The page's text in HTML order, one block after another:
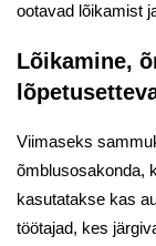
ootavad lõikamist
Lõikamine,
Viimaseks
õmblusosakonda,
kasutatakse kas
töötajad, kes